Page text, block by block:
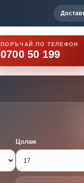
ПОРЪЧАЙ ПО ТЕЛЕФОН
0700 50 199
Цолаж